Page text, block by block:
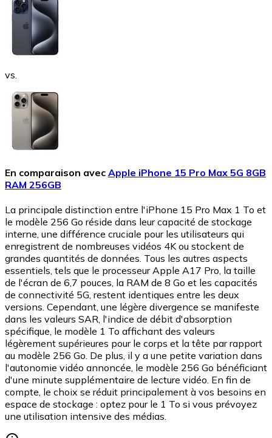
vs.
En comparaison avec Apple iPhone 15 Pro Max 5G 8GB
RAM 256GB
La principale distinction entre l'iPhone 15 Pro Max 1 To et
le modèle 256 Go réside dans leur capacité de stockage
interne, une différence cruciale pour les utilisateurs qui
enregistrent de nombreuses vidéos 4K ou stockent de
grandes quantités de données. Tous les autres aspects
essentiels, tels que le processeur Apple A17 Pro, la taille
de l'écran de 6,7 pouces, la RAM de 8 Go et les capacités
de connectivité 5G, restent identiques entre les deux
versions. Cependant, une légère divergence se manifeste
dans les valeurs SAR, l'indice de débit d'absorption
spécifique, le modèle 1 To affichant des valeurs
légèrement supérieures pour le corps et la tête par rapport
au modèle 256 Go. De plus, il y a une petite variation dans
l'autonomie vidéo annoncée, le modèle 256 Go bénéficiant
d'une minute supplémentaire de lecture vidéo. En fin de
compte, le choix se réduit principalement à vos besoins en
espace de stockage : optez pour le 1 To si vous prévoyez
une utilisation intensive des médias.